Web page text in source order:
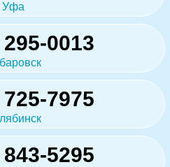
Уфа
0013
7975
5295